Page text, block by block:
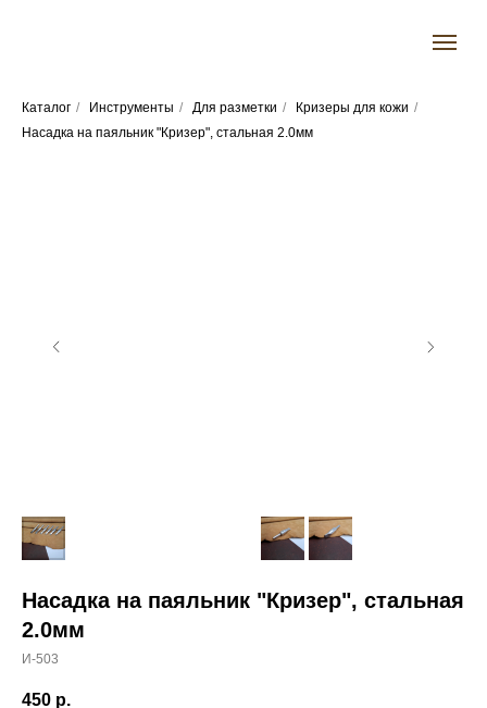
Каталог / Инструменты / Для разметки / Кризеры для кожи /
Насадка на паяльник "Кризер", стальная 2.0мм
Насадка на паяльник "Кризер", стальная
2.0мм
И-503
450 р.